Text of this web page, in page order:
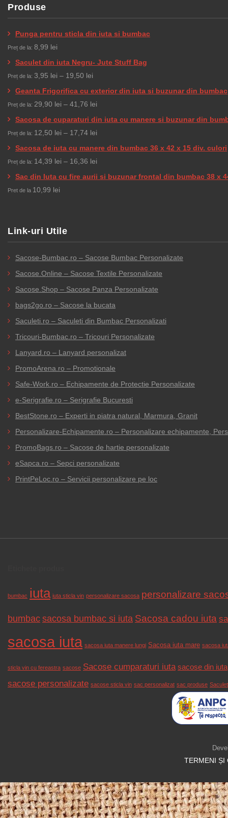
Produse
Punga pentru sticla din iuta si bumbac
Preț de la: 8,99 lei
Saculet din iuta Negru- Jute Stuff Bag
Preț de la: 3,95 lei – 19,50 lei
de
prețuri:
19,50 lei
Geanta Frigorifica cu exterior din iuta si buzunar din bumbac
Preț de la: 29,90 lei – 41,76 lei
de
41,76 lei
Sacosa de cuparaturi din iuta cu manere si buzunar din
Preț de la: 12,50 lei – 17,74 lei
de
Sacosa de iuta cu manere din bumbac 36 x 42 x 15 div. culori
Preț de la: 14,39 lei – 16,36 lei
de
Sac din Iuta cu fire aurii si buzunar frontal din bumbac 38 x
Pret de la 10,99 lei
Link-uri Utile
Sacose-Bumbac.ro – Sacose Bumbac Personalizate
Sacose.Online – Sacose Textile Personalizate
Sacose.Shop – Sacose Panza Personalizate
bags2go.ro – Sacose la bucata
Saculeti.ro – Saculeti din Bumbac Personalizati
Tricouri-Bumbac.ro – Tricouri Personalizate
Lanyard.ro – Lanyard personalizat
PromoArena.ro – Promotionale
Safe-Work.ro – Echipamente de Protectie Personalizate
e-Serigrafie.ro – Serigrafie Bucuresti
BestStone.ro – Experti in piatra natural, Marmura, Granit
Personalizare-Echipamente.ro – Personalizare echipamente,
PromoBags.ro – Sacose de hartie personalizate
eSapca.ro – Sepci personalizate
PrintPeLoc.ro – Servicii personalizare pe loc
bumbac iuta iuta sticla vin personalizare sacosa personalizare
bumbac sacosa bumbac si iuta Sacosa cadou iuta
sacosa iuta sacosa iuta manere lungi Sacosa iuta mare sacosa
sticla vin cu fereastra sacose Sacose cumparaturi iuta sacose din iuta
sacose personalizate sacose sticla vin sac personalizat sac produse
TERMENI ȘI